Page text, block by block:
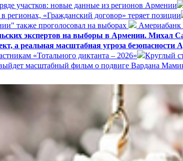
участков: новые данные из регионов Армении
«Гражданский договор» теряет позиции
также проголосовал на выборах
экспертов на выборы в Армении. Михал
а реальная масштабная угроза безопасности
«Тотального диктанта – 2026»
Круглый
масштабный фильм о подвиге Вардана